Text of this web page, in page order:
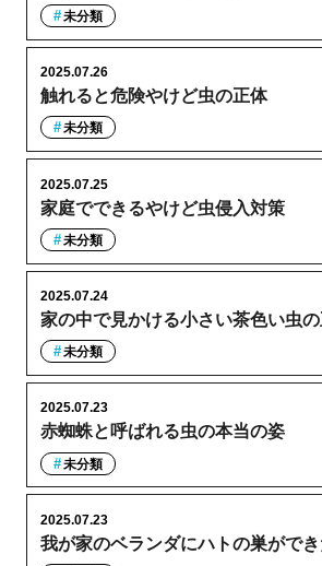
未分類
触れると危険やけど虫の正体
2025.07.26
未分類
家庭でできるやけど虫侵入対策
2025.07.25
未分類
家の中で見かける小さい茶色い虫
2025.07.24
未分類
赤蜘蛛と呼ばれる虫の本当の姿
2025.07.23
未分類
我が家のベランダにハトの巣ができ
2025.07.23